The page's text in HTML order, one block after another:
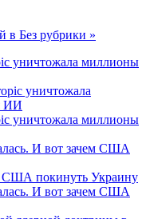
в Без рубрики »
уничтожала миллионы
уничтожала миллионы
И вот зачем США
И вот зачем США